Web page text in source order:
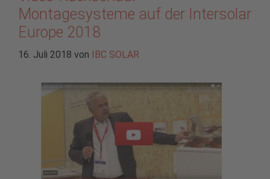
Montagesysteme auf der Intersolar
Europe 2018
16. Juli 2018 von IBC SOLAR